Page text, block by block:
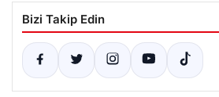
Bizi Takip Edin